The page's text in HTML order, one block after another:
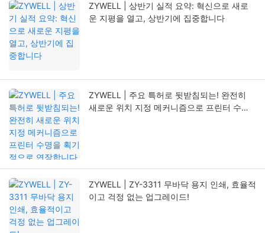
ZYWELL | 상반기 실적 요약: 혁신으로 새로
운 지평을 열고, 상반기에 집중합니다
ZYWELL | 주요 특허로 뒷받침되는! 완전히
새로운 위치 지정 메커니즘으로 프린터 수명
ZYWELL | ZY-3311 무바닥 용지 인쇄, 효율적
이고 걱정 없는 업그레이드!